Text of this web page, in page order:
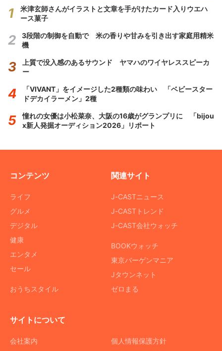
米津玄師さんがイラストと文章を手がけたカード入りウエハ
ース菓子
3段階の制御を自動で 米の香りや甘みを引き出す家庭用精米
機
上質で没入感のあるサウンド ヤマハのワイヤレススピーカ
ー
「VIVANT」をイメージした2種類の味わい 「ベビースター
ドデカイラーメン」2種
憧れの女優は小松菜奈、大阪の16歳がグランプリに 「bijou
x新人発掘オーディション2026」リポート
コンテンツ
ライフ
グルメ
デジタル
健康
エンタメ
セール
おうちスタイル
関連サイト
J-CASTニュース
J-CASTトレンド
J-CAST会社ウォッチ
BOOKウォッチ
東京バーゲンマニア
Jタウンネット
ゼロまる
サイトについて
会社案内 個人情報保護方針